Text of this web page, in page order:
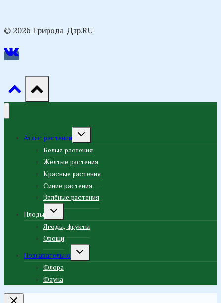
© 2026 Природа-Дар.RU
Атлас растений
Переключить
меню
Белые растения
Жёлтые растения
Красные растения
Синие растения
Зелёные растения
Плоды
Переключить
меню
Ягоды, фрукты
Овощи
Познавательно
Переключить
меню
Флора
Фауна